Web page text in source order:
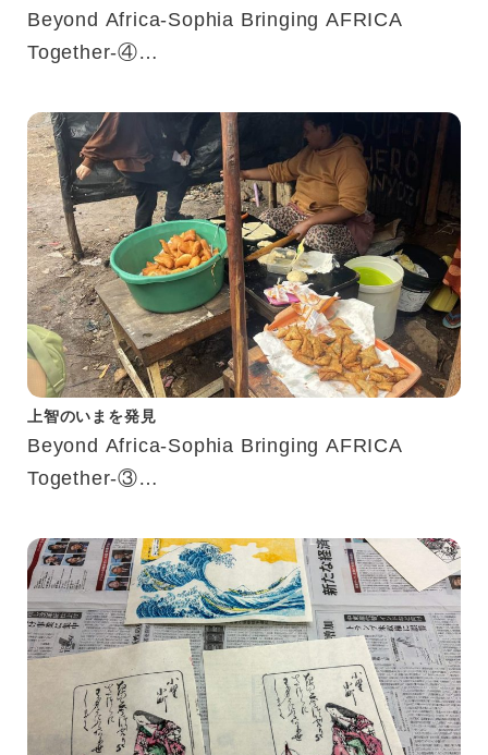
Beyond Africa-Sophia Bringing AFRICA
Together-④
上智のいまを発見
Beyond Africa-Sophia Bringing AFRICA
Together-③